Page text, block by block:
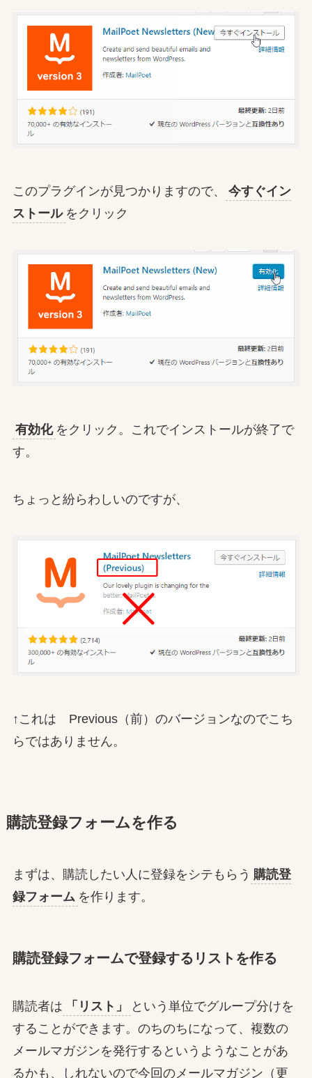
このプラグインが見つかりますので、
今すぐイン
ストール をクリック
有効化 をクリック。これでインストールが終了で
す。
ちょっと紛らわしいのですが、
↑これは Previous（前）のバージョンなのでこち
らではありません。
購読登録フォームを作る
まずは、購読したい人に登録をシテもらう 購読登
録フォーム を作ります。
購読登録フォームで登録するリストを作る
購読者は 「リスト」
という単位でグループ分けを
することができます。のちのちになって、複数の
メールマガジンを発行するというようなことがあ
るかも、しれないので今回のメールマガジン（更